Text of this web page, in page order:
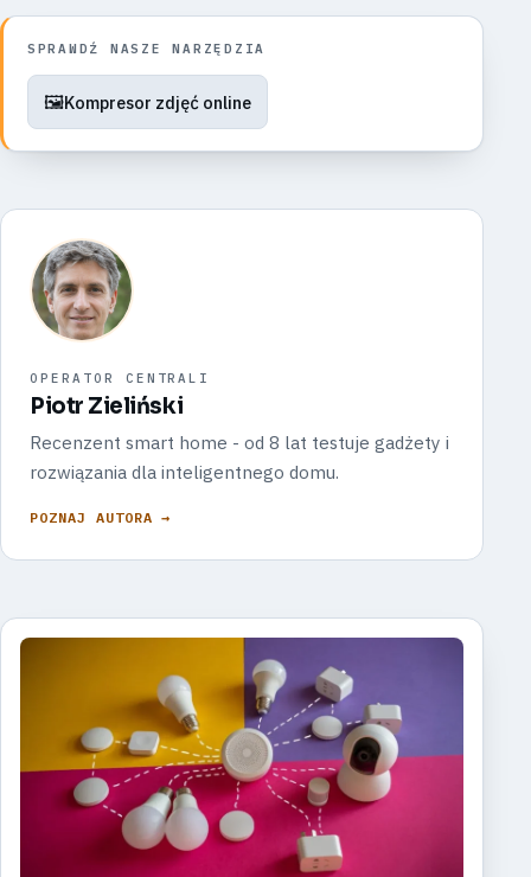
SPRAWDŹ NASZE NARZĘDZIA
🖼️Kompresor zdjęć online
OPERATOR CENTRALI
Piotr Zieliński
Recenzent smart home - od 8 lat testuje gadżety i
rozwiązania dla inteligentnego domu.
POZNAJ AUTORA →